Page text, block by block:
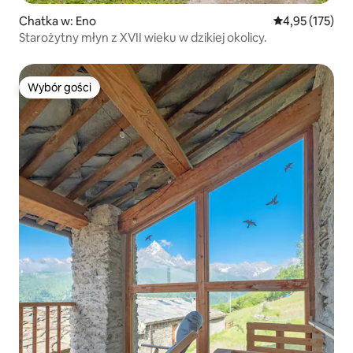
Chatka w: Eno Średnia
4,95 (175)
Starożytny młyn z XVII wieku w dzikiej okolicy.
Wybór gości
Wybór gości